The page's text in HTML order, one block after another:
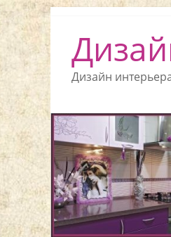
Дизайн